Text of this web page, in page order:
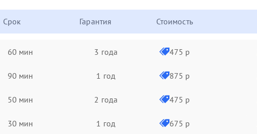
Срок Гарантия Стоимость
60 мин 3 года 475 р
90 мин 1 год 875 р
50 мин 2 года 475 р
30 мин 1 год 675 р